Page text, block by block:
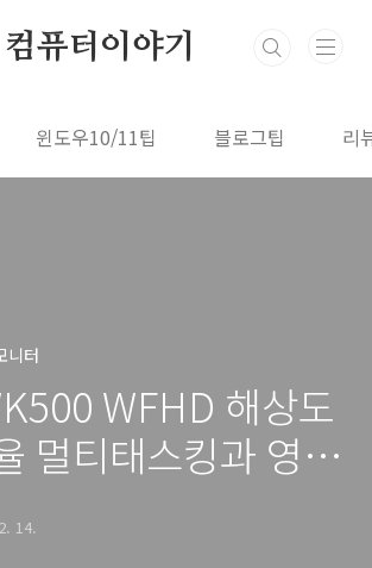
퓨터이야기
윈도우10/11팁 블로그팁 리
니터
WFHD 해상도
멀티태스킹과 영화
14.